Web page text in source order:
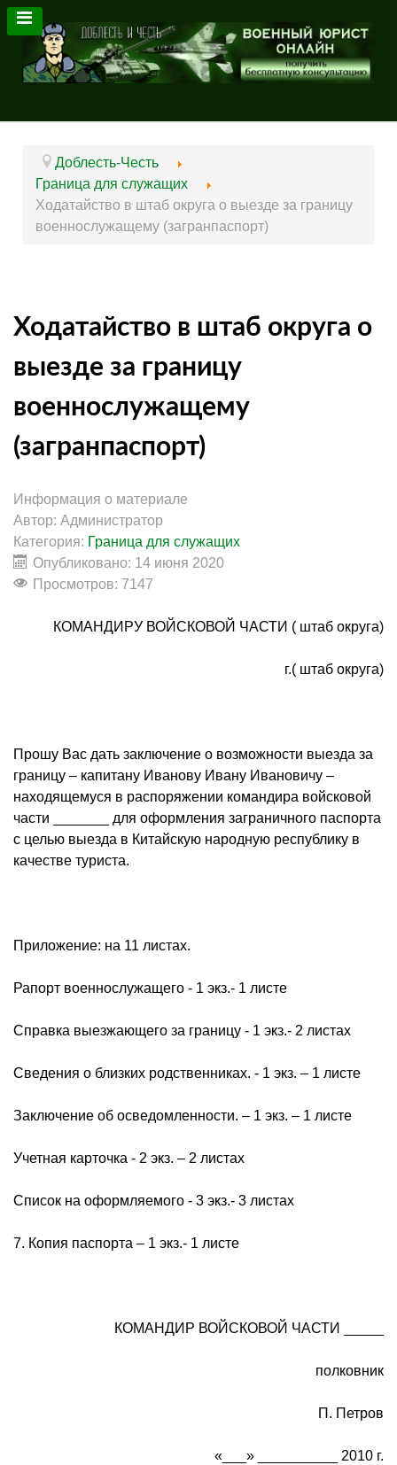
Доблесть-Честь
Граница для служащих
Ходатайство в штаб округа о выезде за границу
военнослужащему (загранпаспорт)
Ходатайство в штаб округа о
выезде за границу
военнослужащему
(загранпаспорт)
Информация о материале
Автор: Администратор
Категория: Граница для служащих
Опубликовано: 14 июня 2020
Просмотров: 7147
КОМАНДИРУ ВОЙСКОВОЙ ЧАСТИ ( штаб округа)
г.( штаб округа)
Прошу Вас дать заключение о возможности выезда за
границу – капитану Иванову Ивану Ивановичу –
находящемуся в распоряжении командира войсковой
части _______ для оформления заграничного паспорта
с целью выезда в Китайскую народную республику в
качестве туриста.
Приложение: на 11 листах.
Рапорт военнослужащего - 1 экз.- 1 листе
Справка выезжающего за границу - 1 экз.- 2 листах
Сведения о близких родственниках. - 1 экз. – 1 листе
Заключение об осведомленности. – 1 экз. – 1 листе
Учетная карточка - 2 экз. – 2 листах
Список на оформляемого - 3 экз.- 3 листах
7. Копия паспорта – 1 экз.- 1 листе
КОМАНДИР ВОЙСКОВОЙ ЧАСТИ _____
полковник
П. Петров
«___» __________ 2010 г.